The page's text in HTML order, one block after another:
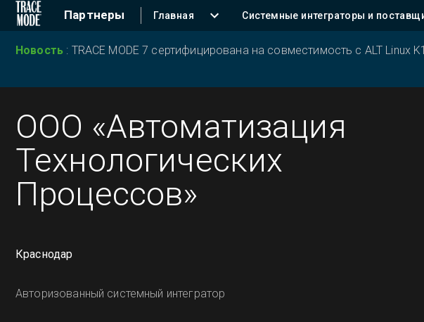
Партнеры Главная Системные интеграторы и
Новость : TRACE MODE 7 сертифицирована на совместимость с ALT Linux
ООО «Автоматизация
Технологических
Процессов»
Краснодар
Авторизованный системный интегратор